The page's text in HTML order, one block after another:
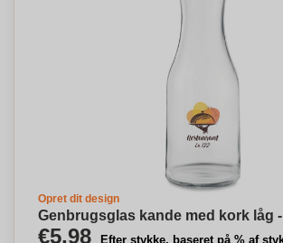
Opret dit design
Genbrugsglas kande med kork låg
€5,98 Efter stykke, baseret på % af